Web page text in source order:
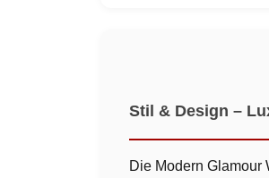
Stil & Design –
Die Modern Glamour